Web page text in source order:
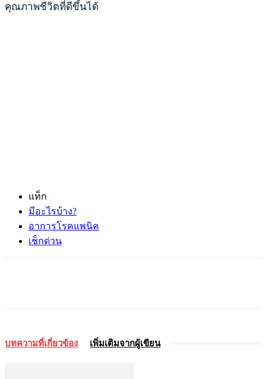
คุณภาพชีวิตที่ดีขึ้นได้
แท็ก
มีอะไรบ้าง?
อาการโรคแพนิค
เช็กด่วน
บทความที่เกี่ยวข้อง เพิ่มเติมจากผู้เขียน